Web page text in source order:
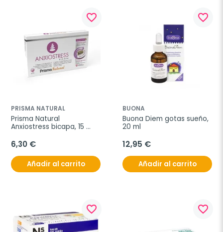
favorite_border
PRISMA NATURAL
Prisma Natural
Anxiostress bicapa, 15
6,30 €
Añadir al carrito
favorite_border
BUONA
Buona Diem gotas sueño,
20 ml
12,95 €
Añadir al carrito
favorite_border favorite_border